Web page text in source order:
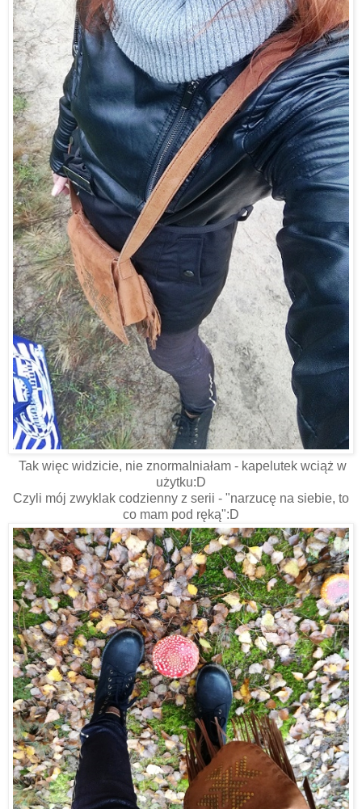
Tak więc widzicie, nie znormalniałam - kapelutek wciąż w
użytku:D
Czyli mój zwyklak codzienny z serii - "narzucę na siebie, to
co mam pod ręką":D